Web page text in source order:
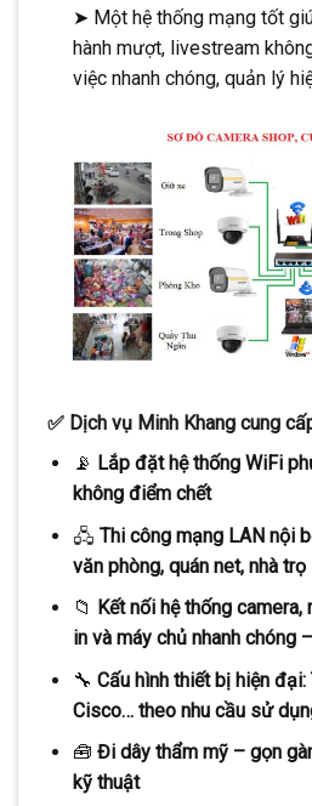
➤ Một hệ thống mạng tốt
hành mượt, livestream
việc nhanh chóng, quản lý
✅ Dịch vụ Minh Khang cung
📡 Lắp đặt hệ thống WiFi
không điểm chết
🖧 Thi công mạng LAN nội
văn phòng, quán net, nhà trọ
📁 Kết nối hệ thống
in và máy chủ nhanh chóng
🔧 Cấu hình thiết bị hiện
Cisco… theo nhu cầu sử
🧰 Đi dây thẩm mỹ – gọn
kỹ thuật